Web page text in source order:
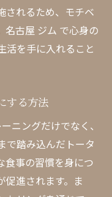
されるため、モチベ
名古屋 ジム で心身の
活を手に入れること
する方法
ニングだけでなく、
で踏み込んだトータ
食事の習慣を身につ
促進されます。ま